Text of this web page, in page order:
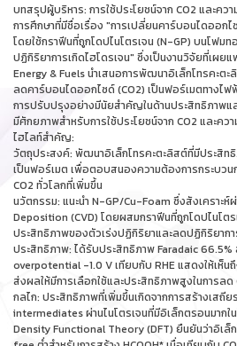
บทสรุปผู้บริหาร: การใช้ประโยชน์จาก CO2 และค
การศึกษาที่มีชื่อเรื่อง "การเปลี่ยนคาร์บอนไดออก
โดยใช้กราฟีนที่ถูกโดปไนโตรเจน (N-GP) บนโฟ
ปฏิกิริยาการเกิดไฮโดรเจน" ซึ่งเป็นงานวิจัยที่เผย
Energy & Fuels นำเสนอการพัฒนาอิเล็กโทรคะต
ลดคาร์บอนไดออกไซด์ (CO2) เป็นฟอร์เมตทางไฟ
การปรับปรุงอย่างมีนัยสำคัญในด้านประสิทธิภาพแ
มีศักยภาพสำหรับการใช้ประโยชน์จาก CO2 และค
ไฮไลท์สำคัญ:
วัตถุประสงค์: พัฒนาอิเล็กโทรคะตะลิสต์ที่มีประสิท
เป็นฟอร์เมต เพื่อตอบสนองความต้องการกระบวน
CO2 ทั่วโลกที่เพิ่มขึ้น
นวัตกรรม: แนะนำ N-GP/Cu-Foam ซึ่งสังเคราะห์
Deposition (CVD) โดยผสมกราฟีนที่ถูกโดปไนโต
ประสิทธิภาพของตัวเร่งปฏิกิริยาและลดปฏิกิริยากา
ประสิทธิภาพ: ได้รับประสิทธิภาพ Faradaic
overpotential -1.0 V เทียบกับ RHE แสดงให้เห็
ส่งผลให้มีการเลือกใช้และประสิทธิภาพสูงในการลด
กลไก: ประสิทธิภาพที่เพิ่มขึ้นเกิดจากการสร้างเสถี
intermediates ผ่านไนโตรเจนที่มีอิเล็กตรอนมาก
Density Functional Theory (DFT) ยืนยันว่าอิเล็